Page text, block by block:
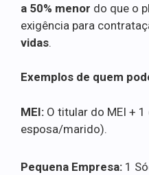
a 50% menor do que o
exigência para
vidas.
Exemplos de quem
MEI: O titular do MEI +
esposa/marido).
Pequena Empresa: 1